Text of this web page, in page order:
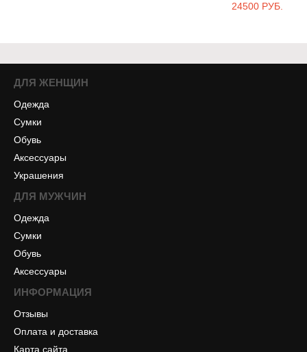
24500 РУБ.
ДЛЯ ЖЕНЩИН
Одежда
Сумки
Обувь
Аксессуары
Украшения
ДЛЯ МУЖЧИН
Одежда
Сумки
Обувь
Аксессуары
ИНФОРМАЦИЯ
Отзывы
Оплата и доставка
Карта сайта